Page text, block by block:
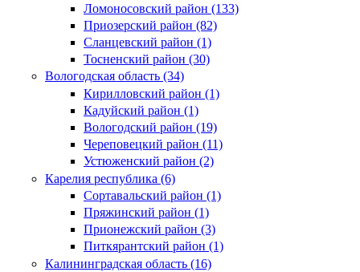
Ломоносовский район (133)
Приозерский район (82)
Сланцевский район (1)
Тосненский район (30)
Вологодская область (34)
Кирилловский район (1)
Кадуйский район (1)
Вологодский район (19)
Череповецкий район (11)
Устюженский район (2)
Карелия республика (6)
Сортавальский район (1)
Пряжинский район (1)
Прионежский район (3)
Питкярантский район (1)
Калининградская область (16)